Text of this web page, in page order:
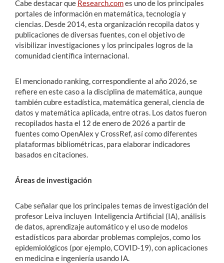
Cabe destacar que Research.comes uno de los principales
portales de información en matemática, tecnología y
ciencias. Desde 2014, esta organización recopila datos y
publicaciones de diversas fuentes, con el objetivo de
visibilizar investigaciones y los principales logros de la
comunidad científica internacional.
El mencionado ranking, correspondiente al año 2026, se
refiere en este caso a la disciplina de matemática, aunque
también cubre estadística, matemática general, ciencia de
datos y matemática aplicada, entre otras. Los datos fueron
recopilados hasta el 12 de enero de 2026 a partir de
fuentes como OpenAlex y CrossRef, así como diferentes
plataformas bibliométricas, para elaborar indicadores
basados en citaciones.
Áreas de investigación
Cabe señalar que los principales temas de investigación del
profesor Leiva incluyen Inteligencia Artificial (IA), análisis
de datos, aprendizaje automático y el uso de modelos
estadísticos para abordar problemas complejos, como los
epidemiológicos (por ejemplo, COVID-19), con aplicaciones
en medicina e ingeniería usando IA.